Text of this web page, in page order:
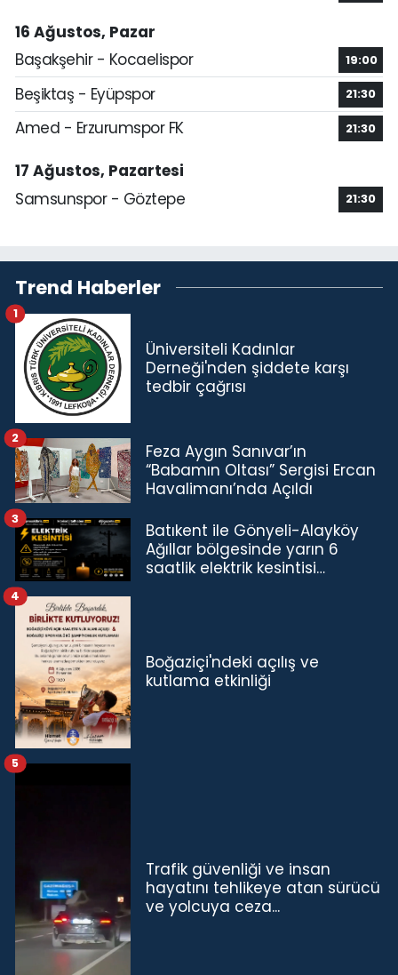
16 Ağustos, Pazar
Başakşehir - Kocaelispor
19:00
Beşiktaş - Eyüpspor 21:30
Amed - Erzurumspor FK 21:30
17 Ağustos, Pazartesi
Samsunspor - Göztepe
21:30
Trend Haberler
Üniversiteli Kadınlar
Derneği'nden şiddete karşı
tedbir çağrısı
1
Feza Aygın Sanıvar’ın
“Babamın Oltası” Sergisi Ercan
Havalimanı’nda Açıldı
2
Batıkent ile Gönyeli-Alayköy
Ağıllar bölgesinde yarın 6
saatlik elektrik kesintisi…
3
Boğaziçi'ndeki açılış ve
kutlama etkinliği
4
Trafik güvenliği ve insan
hayatını tehlikeye atan sürücü
ve yolcuya ceza...
5